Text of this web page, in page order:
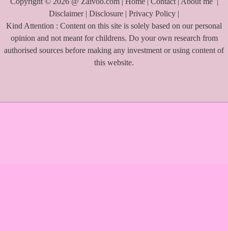
Disclaimer| Disclosure | Privacy Policy |
Kind Attention : Content on this site is solely based on our personal
opinion and not meant for childrens. Do your own research from
authorised sources before making any investment or using content of
this website.